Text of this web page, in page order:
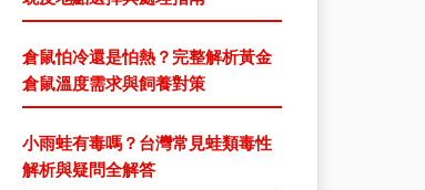
倉鼠怕冷還是怕熱？完整解析黃金
倉鼠溫度需求與飼養對策
小雨蛙有毒嗎？台灣常見蛙類毒性
解析與疑問全解答